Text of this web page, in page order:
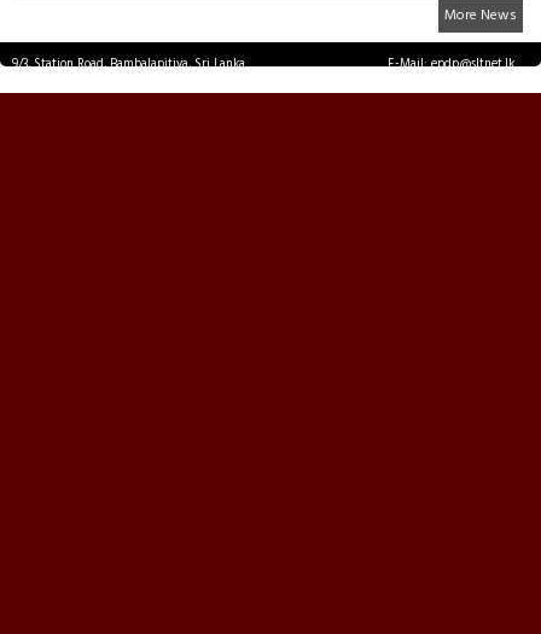
More News
9/3, Station Road, Bambalapitiya, Sri Lanka.
E-Mail: epdp@sltnet.lk